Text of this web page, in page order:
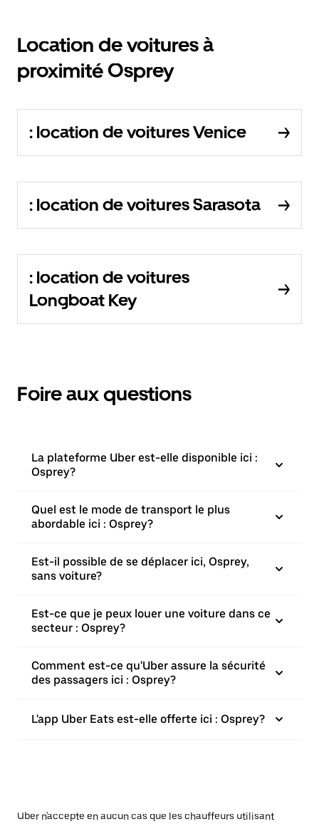
Location de voitures à
proximité Osprey
: location de voitures Venice
: location de voitures Sarasota
: location de voitures
Longboat Key
Foire aux questions
La plateforme Uber est-elle disponible ici :
Osprey?
Quel est le mode de transport le plus
abordable ici : Osprey?
Est-il possible de se déplacer ici, Osprey,
sans voiture?
Est-ce que je peux louer une voiture dans ce
secteur : Osprey?
Comment est-ce qu'Uber assure la sécurité
des passagers ici : Osprey?
L'app Uber Eats est-elle offerte ici : Osprey?
Uber n'accepte en aucun cas que les chauffeurs utilisant